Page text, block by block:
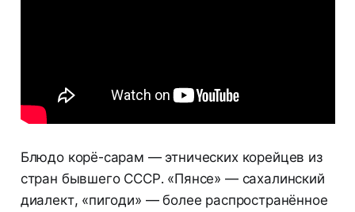
Блюдо корё-сарам — этнических корейцев из
стран бывшего СССР. «Пянсе» — сахалинский
диалект, «пигоди» — более распространённое